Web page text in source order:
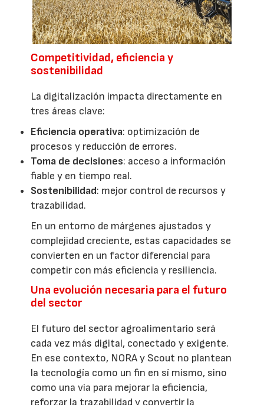
Competitividad, eficiencia y
sostenibilidad
La digitalización impacta directamente en
tres áreas clave:
Eficiencia operativa: optimización de
procesos y reducción de errores.
Toma de decisiones: acceso a información
fiable y en tiempo real.
Sostenibilidad: mejor control de recursos y
trazabilidad.
En un entorno de márgenes ajustados y
complejidad creciente, estas capacidades se
convierten en un factor diferencial para
competir con más eficiencia y resiliencia.
Una evolución necesaria para el futuro
del sector
El futuro del sector agroalimentario será
cada vez más digital, conectado y exigente.
En ese contexto, NORA y Scout no plantean
la tecnología como un fin en sí mismo, sino
como una vía para mejorar la eficiencia,
reforzar la trazabilidad y convertir la